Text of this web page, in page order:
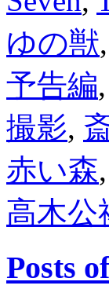
ゆの獣,
予告編,
撮影,
赤い森,
高木公
Posts